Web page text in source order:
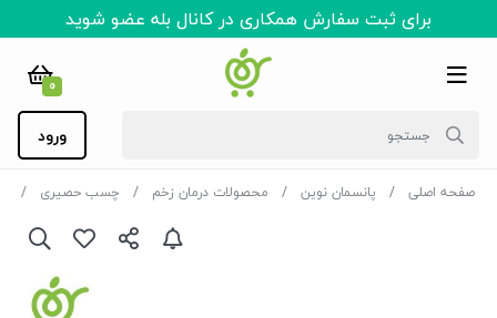
برای ثبت سفارش همکاری در کانال بله عضو شوید
0
ورود
صفحه اصلی پانسمان نوین محصولات درمان زخم چسب حصیری